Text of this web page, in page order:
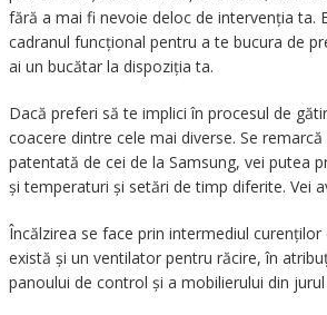
fără a mai fi nevoie deloc de intervenția ta.
cadranul funcțional pentru a te bucura de
ai un bucătar la dispoziția ta.
Dacă preferi să te implici în procesul de
coacere dintre cele mai diverse. Se
patentată de cei de la Samsung, vei putea
și temperaturi și setări de timp diferite. Vei
Încălzirea se face prin intermediul
există și un ventilator pentru răcire, în
panoului de control și a mobilierului din